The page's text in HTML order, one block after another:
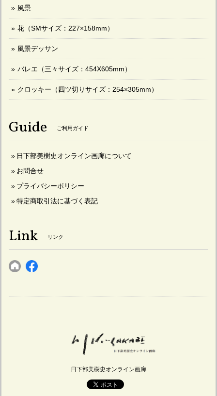
風景
花（SMサイズ：227×158mm）
風景デッサン
バレエ（三々サイズ：454X605mm）
クロッキー（四ツ切りサイズ：254×305mm）
Guide ご利用ガイド
日下部美樹史オンライン画廊について
お問合せ
プライバシーポリシー
特定商取引法に基づく表記
Link リンク
日下部美樹史オンライン画廊